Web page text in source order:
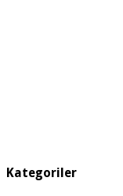
Kategoriler